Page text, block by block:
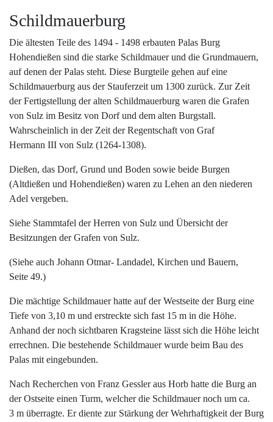
Schildmauerburg
Die ältesten Teile des 1494 - 1498 erbauten Palas Burg
Hohendießen sind die starke Schildmauer und die Grundmauern,
auf denen der Palas steht. Diese Burgteile gehen auf eine
Schildmauerburg aus der Stauferzeit um 1300 zurück. Zur Zeit
der Fertigstellung der alten Schildmauerburg waren die Grafen
von Sulz im Besitz von Dorf und dem alten Burgstall.
Wahrscheinlich in der Zeit der Regentschaft von Graf
Hermann III von Sulz (1264-1308).
Dießen, das Dorf, Grund und Boden sowie beide Burgen
(Altdießen und Hohendießen) waren zu Lehen an den niederen
Adel vergeben.
Siehe Stammtafel der Herren von Sulz und Übersicht der
Besitzungen der Grafen von Sulz.
(Siehe auch Johann Otmar- Landadel, Kirchen und Bauern,
Seite 49.)
Die mächtige Schildmauer hatte auf der Westseite der Burg eine
Tiefe von 3,10 m und erstreckte sich fast 15 m in die Höhe.
Anhand der noch sichtbaren Kragsteine lässt sich die Höhe leicht
errechnen. Die bestehende Schildmauer wurde beim Bau des
Palas mit eingebunden.
Nach Recherchen von Franz Gessler aus Horb hatte die Burg an
der Ostseite einen Turm, welcher die Schildmauer noch um ca.
3 m überragte. Er diente zur Stärkung der Wehrhaftigkeit der Burg